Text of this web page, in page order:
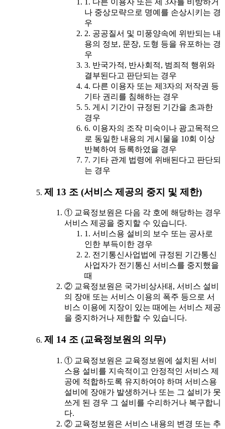
나 중상모략으로 명예를 손상시키는 경
우
2. 공공질서 및 미풍양속에 위반되는 내
용의 정보, 문장, 도형 등을 유포하는 경
우
3. 반국가적, 반사회적, 범죄적 행위와
결부된다고 판단되는 경우
4. 다른 이용자 또는 제3자의 저작권 등
기타 권리를 침해하는 경우
5. 게시 기간이 규정된 기간을 초과한
경우
6. 이용자의 조작 미숙이나 광고목적으
로 동일한 내용의 게시물을 10회 이상
반복하여 등록하였을 경우
7. 기타 관계 법령에 위배된다고 판단되
는 경우
제 13 조 (서비스 제공의 중지 및 제한)
① 교육정보원은 다음 각 호에 해당하는 경우
서비스 제공을 중지할 수 있습니다.
1. 서비스용 설비의 보수 또는 공사로
인한 부득이한 경우
2. 전기통신사업법에 규정된 기간통신
사업자가 전기통신 서비스를 중지했을
때
② 교육정보원은 국가비상사태, 서비스 설비
의 장애 또는 서비스 이용의 폭주 등으로 서
비스 이용에 지장이 있는 때에는 서비스 제공
을 중지하거나 제한할 수 있습니다.
제 14 조 (교육정보원의 의무)
① 교육정보원은 교육정보원에 설치된 서비
스용 설비를 지속적이고 안정적인 서비스 제
공에 적합하도록 유지하여야 하며 서비스용
설비에 장애가 발생하거나 또는 그 설비가 못
쓰게 된 경우 그 설비를 수리하거나 복구합니
다.
② 교육정보원은 서비스 내용의 변경 또는 추